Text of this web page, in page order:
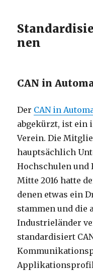
nen
CAN in
Der CAN in
abgekürzt, ist ein
Verein. Die
hauptsächlich
Hochschulen und
Mitte 2016 hatte
denen etwas ein
stammen und die
Industrieländer
standardisiert